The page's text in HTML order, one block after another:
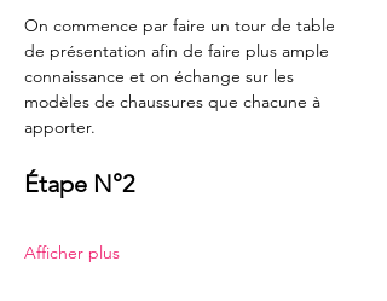
On commence par faire un tour de table
de présentation afin de faire plus ample
connaissance et on échange sur les
modèles de chaussures que chacune à
apporter.
Étape N°2
Afficher plus